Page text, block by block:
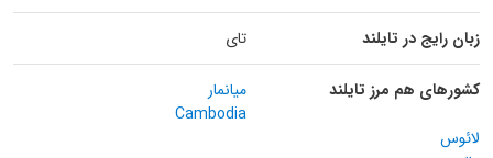
زبان رایج در تایلند تای
کشورهای هم مرز تایلند
میانمار
Cambodia
لائوس